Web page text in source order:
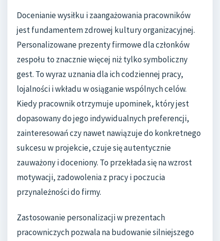
Docenianie wysiłku i zaangażowania pracowników
jest fundamentem zdrowej kultury organizacyjnej.
Personalizowane prezenty firmowe dla członków
zespołu to znacznie więcej niż tylko symboliczny
gest. To wyraz uznania dla ich codziennej pracy,
lojalności i wkładu w osiąganie wspólnych celów.
Kiedy pracownik otrzymuje upominek, który jest
dopasowany do jego indywidualnych preferencji,
zainteresowań czy nawet nawiązuje do konkretnego
sukcesu w projekcie, czuje się autentycznie
zauważony i doceniony. To przekłada się na wzrost
motywacji, zadowolenia z pracy i poczucia
przynależności do firmy.
Zastosowanie personalizacji w prezentach
pracowniczych pozwala na budowanie silniejszego